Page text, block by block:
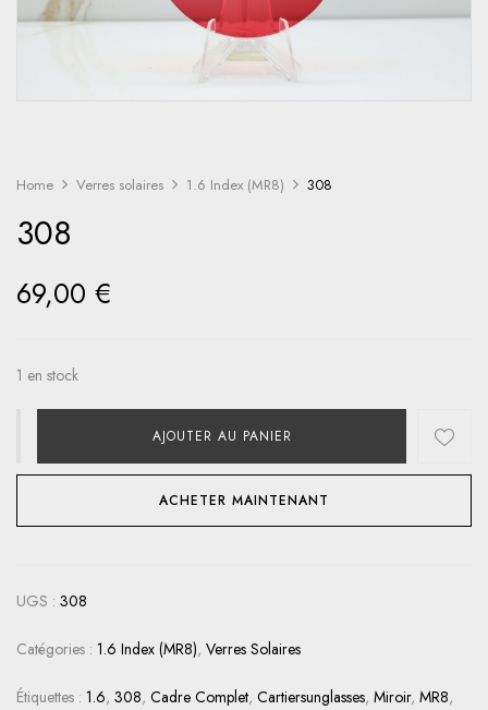
Home Verres solaires 1.6 Index (MR8) 308
308
69,00 €
1 en stock
AJOUTER AU PANIER
ACHETER MAINTENANT
UGS : 308
Catégories : 1.6 Index (MR8), Verres Solaires
Étiquettes : 1.6, 308, Cadre Complet, Cartiersunglasses, Miroir, MR8,